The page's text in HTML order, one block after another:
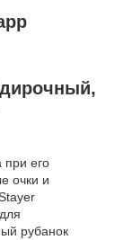
при его
очки и
рубанок